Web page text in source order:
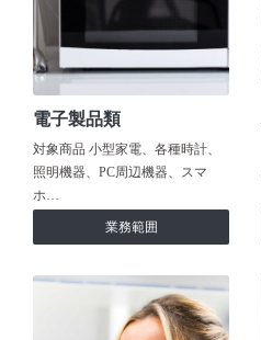
電子製品類
対象商品 小型家電、各種時計、
照明機器、PC周辺機器、スマ
ホ…
業務範囲